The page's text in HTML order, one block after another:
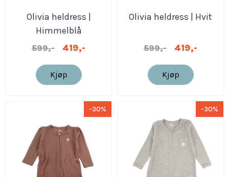
Olivia heldress |
Himmelblå
599,- 419,-
Kjøp
Olivia heldress | Hvit
599,- 419,-
Kjøp
-30% -30%